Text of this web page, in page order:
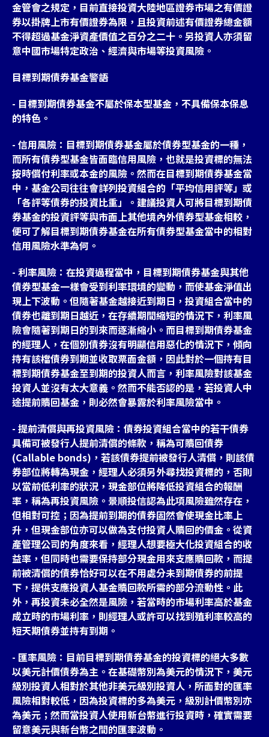
金管會之規定，目前直接投資大陸地區證券市場之有價證
券以掛牌上市有價證券為限，且投資前述有價證券總金額
不得超過基金淨資產價值之百分之二十。另投資人亦須留
意中國市場特定政治、經濟與市場等投資風險。
目標到期債券基金警語
- 目標到期債券基金不屬於保本型基金，不具備保本保息
的特色。
- 信用風險：目標到期債券基金屬於債券型基金的一種，
而所有債券型基金皆面臨信用風險，也就是投資標的無法
按時償付利率或本金的風險。然而在目標到期債券基金當
中，基金公司往往會詳列投資組合的「平均信用評等」或
「各評等債券的投資比重」。建議投資人可將目標到期債
券基金的投資評等與市面上其他境內外債券型基金相較，
便可了解目標到期債券基金在所有債券型基金當中的相對
信用風險水準為何。
- 利率風險：在投資過程當中，目標到期債券基金與其他
債券型基金一樣會受到利率環境的變動，而使基金淨值出
現上下波動。但隨著基金越接近到期日，投資組合當中的
債券也離到期日越近，在存續期間縮短的情況下，利率風
險會隨著到期日的到來而逐漸縮小。而目標到期債券基金
的經理人，在個別債券沒有明顯信用惡化的情況下，傾向
持有該檔債券到期並收取票面金額，因此對於一個持有目
標到期債券基金至到期的投資人而言，利率風險對該基金
投資人並沒有太大意義。然而不能否認的是，若投資人中
途提前贖回基金，則必然會暴露於利率風險當中。
- 提前清償與再投資風險：債券投資組合當中的若干債券
具備可被發行人提前清償的條款，稱為可贖回債券
(Callable bonds)，若該債券提前被發行人清償，則該債
券部位將轉為現金，經理人必須另外尋找投資標的，否則
以當前低利率的狀況，現金部位將降低投資組合的報酬
率，稱為再投資風險。景順投信認為此項風險雖然存在，
但相對可控；因為提前到期的債券固然會使現金比率上
升，但現金部位亦可以做為支付投資人贖回的價金。從資
產管理公司的角度來看，經理人想要極大化投資組合的收
益率，但同時也需要保持部分現金用來支應贖回款，而提
前被清償的債券恰好可以在不用處分未到期債券的前提
下，提供支應投資人基金贖回款所需的部分流動性。此
外，再投資未必全然是風險，若當時的市場利率高於基金
成立時的市場利率，則經理人或許可以找到殖利率較高的
短天期債券並持有到期。
- 匯率風險：目前目標到期債券基金的投資標的絕大多數
以美元計價債券為主。在基礎幣別為美元的情況下，美元
級別投資人相對於其他非美元級別投資人，所面對的匯率
風險相對較低，因為投資標的多為美元，級別計價幣別亦
為美元；然而當投資人使用新台幣進行投資時，確實需要
留意美元與新台幣之間的匯率波動。